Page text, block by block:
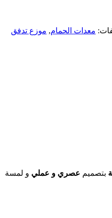
معدات الحمام, موزع تدفق
بتصميم عصري و عملي و لمسة